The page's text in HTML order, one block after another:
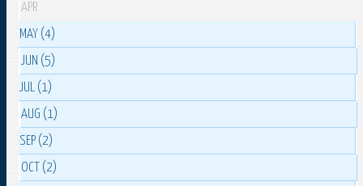
APR
MAY (4)
JUN (5)
JUL (1)
AUG (1)
SEP (2)
OCT (2)